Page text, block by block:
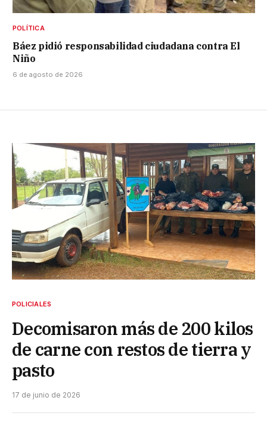
POLÍTICA
Báez pidió responsabilidad ciudadana contra El
Niño
6 de agosto de 2026
POLICIALES
Decomisaron más de 200 kilos
de carne con restos de tierra y
pasto
17 de junio de 2026